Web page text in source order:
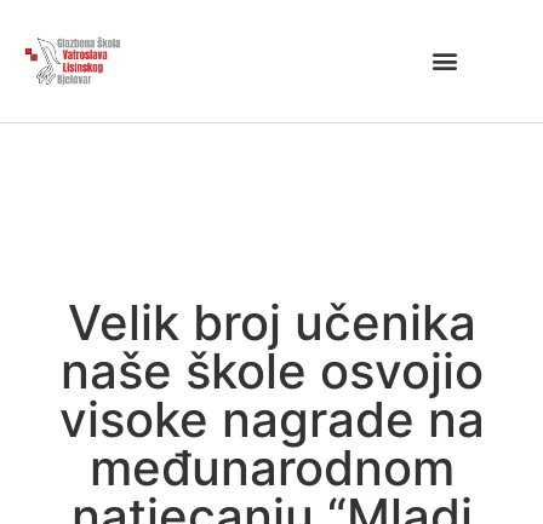
Velik broj učenika
naše škole osvojio
visoke nagrade na
međunarodnom